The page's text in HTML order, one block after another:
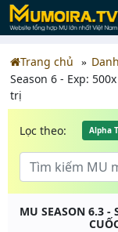
Trang chủ
Season 6 - Exp:
trị
Lọc theo: Alpha
MU SEASON 6.3 -